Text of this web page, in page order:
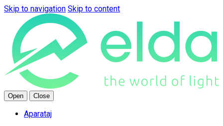
Skip to navigation Skip to content
Open Close
Aparataj